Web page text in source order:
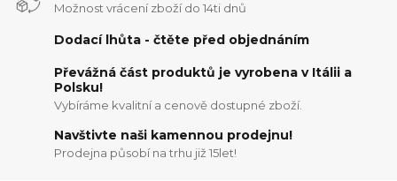
Možnost vrácení zboží do 14ti dnů
Dodací lhůta - čtěte před objednáním
Převážná část produktů je vyrobena v Itálii a
Polsku!
Vybíráme kvalitní a cenově dostupné zboží.
Navštivte naši kamennou prodejnu!
Prodejna působí na trhu již 15let!